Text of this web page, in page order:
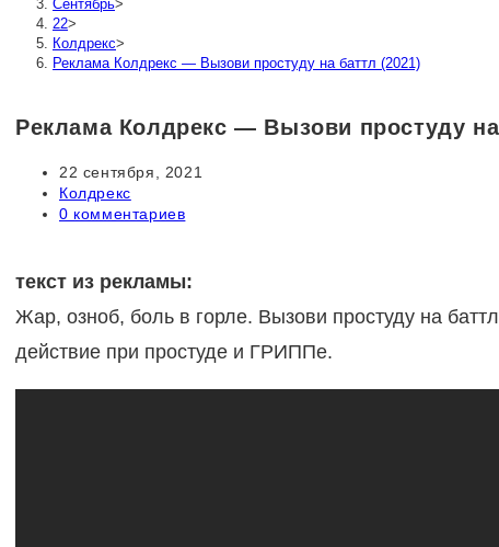
Сентябрь>
22>
Колдрекс>
Реклама Колдрекс — Вызови простуду на баттл (2021)
Реклама Колдрекс — Вызови простуду на
Запись
опубликована:
22 сентября, 2021
Рубрика
записи:
Колдрекс
Комментарии
0 комментариев
текст из рекламы:
Жар, озноб, боль в горле. Вызови простуду на
действие при простуде и ГРИППе.